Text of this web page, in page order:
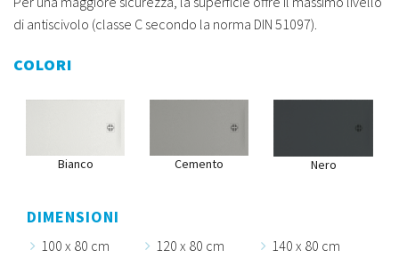
di antiscivolo (classe C secondo la norma DIN 51097).
COLORI
Bianco Cemento Nero
DIMENSIONI
100 x 80 cm 120 x 80 cm
140 x 80 cm